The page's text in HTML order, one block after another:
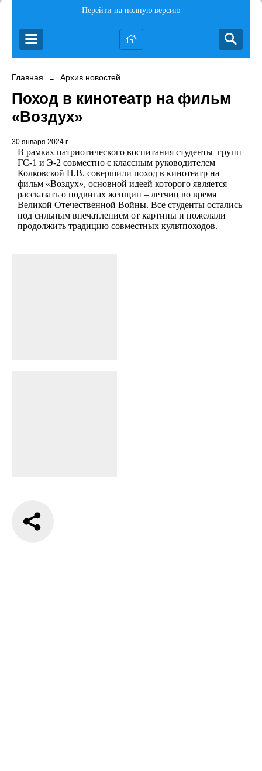
Перейти на полную версию
Главная → Архив новостей
Поход в кинотеатр на фильм
«Воздух»
30 января 2024 г.
В рамках патриотического воспитания студенты групп
ГС-1 и Э-2 совместно с классным руководителем
Колковской Н.В. совершили поход в кинотеатр на
фильм «Воздух», основной идеей которого является
рассказать о подвигах женщин – летчиц во время
Великой Отечественной Войны. Все студенты остались
под сильным впечатлением от картины и пожелали
продолжить традицию совместных культпоходов.